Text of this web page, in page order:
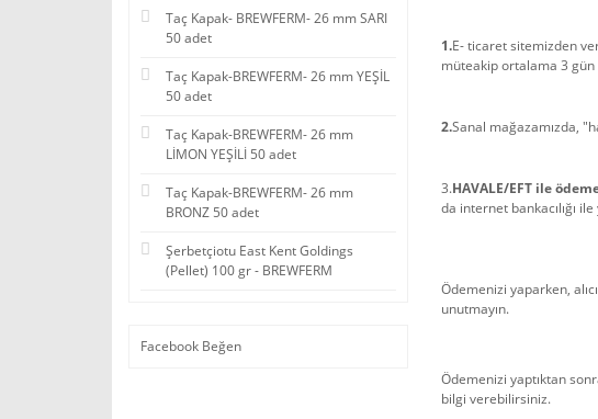
Taç Kapak- BREWFERM- 26 mm SARI
50 adet
Taç Kapak-BREWFERM- 26 mm YEŞİL
50 adet
Taç Kapak-BREWFERM- 26 mm
LİMON YEŞİLİ 50 adet
Taç Kapak-BREWFERM- 26 mm
BRONZ 50 adet
Şerbetçiotu East Kent Goldings
(Pellet) 100 gr - BREWFERM
Facebook Beğen
1.E- ticaret sitemizden
müteakip ortalama 3 gün
2.Sanal mağazamızda,
3.HAVALE/EFT ile
da internet bankacılığı
Ödemenizi yaparken,
unutmayın.
Ödemenizi yaptıktan
bilgi verebilirsiniz.